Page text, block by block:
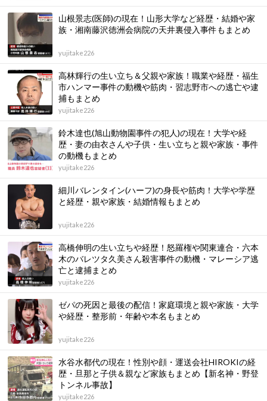
山根景志(医師)の現在！山形大学など経歴・結婚や家
族・湘南藤沢徳洲会病院の天井裏侵入事件もまとめ
yujitake226
高林輝行の生い立ち＆父親や家族！職業や経歴・福生
市ハンマー事件の動機や筋肉・習志野市への逃亡や逮
捕もまとめ
yujitake226
鈴木達也(旭山動物園事件の犯人)の現在！大学や経
歴・妻の由衣さんや子供・生い立ちと親や家族・事件
の動機もまとめ
yujitake226
細川バレンタイン(ハーフ)の身長や筋肉！大学や学歴
と経歴・親や家族・結婚情報もまとめ
yujitake226
高橋伸明の生い立ちや経歴！怒羅権や関東連合・六本
木のバレツタ久美さん殺害事件の動機・マレーシア逃
亡と逮捕まとめ
yujitake226
ゼパの死因と最後の配信！家庭環境と親や家族・大学
や経歴・整形前・年齢や本名もまとめ
yujitake226
水谷水都代の現在！性別や顔・運送会社HIROKIの経
歴・旦那と子供＆親など家族もまとめ【新名神・野登
トンネル事故】
yujitake226